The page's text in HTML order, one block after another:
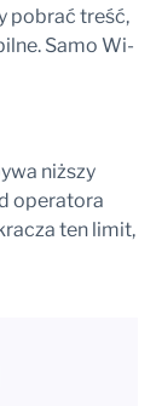
pobrać treść,
Samo Wi-
niższy
operatora
ten limit,